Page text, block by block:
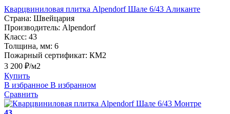
Кварцвиниловая плитка Alpendorf Шале 6/43 Аликанте
Страна: Швейцария
Производитель: Alpendorf
Класс: 43
Толщина, мм: 6
Пожарный сертификат: КМ2
3 200 ₽/м2
Купить
В избранное В избранном
Сравнить